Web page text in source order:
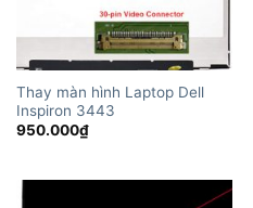
Thay màn hình Laptop Dell
Inspiron 3443
950.000₫